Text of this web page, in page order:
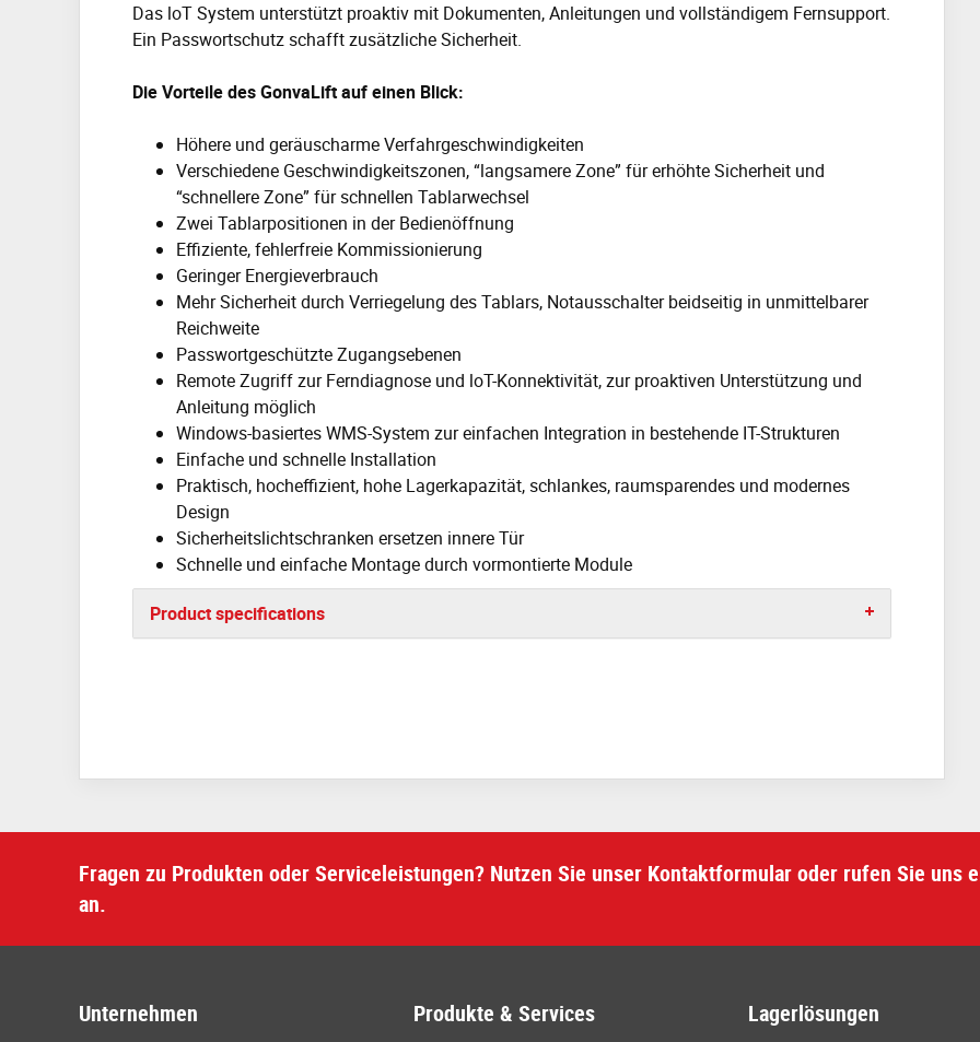
Das loT System unterstützt proaktiv mit Dokumenten, Anleitungen und vollständigem Fernsupport.
Ein Passwortschutz schafft zusätzliche Sicherheit.
Die Vorteile des GonvaLift auf einen Blick:
Höhere und geräuscharme Verfahrgeschwindigkeiten
Verschiedene Geschwindigkeitszonen, “langsamere Zone” für erhöhte Sicherheit und
“schnellere Zone” für schnellen Tablarwechsel
Zwei Tablarpositionen in der Bedienöffnung
Effiziente, fehlerfreie Kommissionierung
Geringer Energieverbrauch
Mehr Sicherheit durch Verriegelung des Tablars, Notausschalter beidseitig in unmittelbarer
Reichweite
Passwortgeschützte Zugangsebenen
Remote Zugriff zur Ferndiagnose und loT-Konnektivität, zur proaktiven Unterstützung und
Anleitung möglich
Windows-basiertes WMS-System zur einfachen Integration in bestehende IT-Strukturen
Einfache und schnelle Installation
Praktisch, hocheffizient, hohe Lagerkapazität, schlankes, raumsparendes und modernes
Design
Sicherheitslichtschranken ersetzen innere Tür
Schnelle und einfache Montage durch vormontierte Module
Product specifications
Fragen zu Produkten oder Serviceleistungen? Nutzen Sie unser Kontaktformular oder rufen Sie uns
an.
Unternehmen Produkte & Services Lagerlösungen